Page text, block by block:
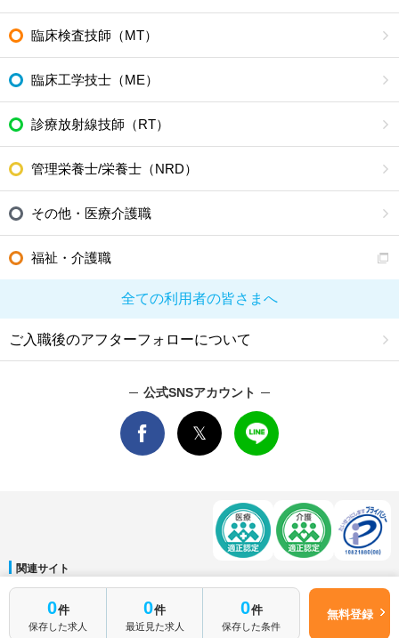
0件
保存した求人
0件
最近見た求人
0件
保存した条件
無料登録
臨床検査技師（MT）
臨床工学技士（ME）
診療放射線技師（RT）
管理栄養士/栄養士（NRD）
その他・医療介護職
福祉・介護職
全ての利用者の皆さまへ
ご入職後のアフターフォローについて
公式SNSアカウント
無料転職サポートに申し込む
はじめて転職
関連サイト
マイナビDOCTOR│マイナビ看護師│マイナビ薬剤師│マイナビ保育士
運営会社
会社概要│ ご利用規約 個人情報保護方針 サイトマップ│お問い合わせ